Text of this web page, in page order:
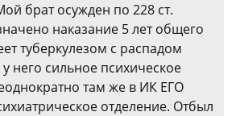
брат осужден по 228 ст.
наказание 5 лет общего
туберкулезом с распадом
него сильное психическое
там же в ИК ЕГО
отделение. Отбыл